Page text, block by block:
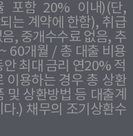
포함 20% 이내)(단,
는 계약에 한함), 취급
, 중개수수료 없음, 추
60개월 / 총 대출 비용
최대 금리 연20% 적
이용하는 경우 총 상환
상환방법 등 대출계
.) 채무의 조기상환수